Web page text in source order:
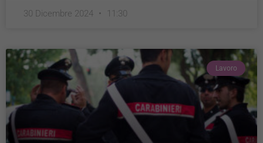
30 Dicembre 2024 11:30
Lavoro